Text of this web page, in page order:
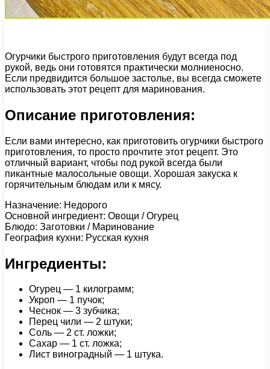
Огурчики быстрого приготовления будут всегда под
рукой, ведь они готовятся практически молниеносно.
Если предвидится большое застолье, вы всегда сможете
использовать этот рецепт для маринования.
Описание приготовления:
Если вами интересно, как приготовить огурчики быстрого
приготовления, то просто прочтите этот рецепт. Это
отличный вариант, чтобы под рукой всегда были
пикантные малосольные овощи. Хорошая закуска к
горячительным блюдам или к мясу.
Назначение: Недорого
Основной ингредиент: Овощи / Огурец
Блюдо: Заготовки / Маринование
География кухни: Русская кухня
Ингредиенты:
Огурец — 1 килограмм;
Укроп — 1 пучок;
Чеснок — 3 зубчика;
Перец чили — 2 штуки;
Соль — 2 ст. ложки;
Сахар — 1 ст. ложка;
Лист виноградный — 1 штука.